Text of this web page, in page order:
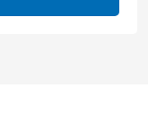
электростанции